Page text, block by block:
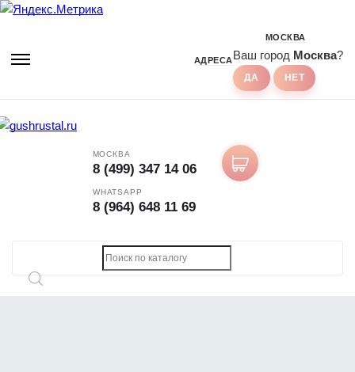
АДРЕСА
МОСКВА
Ваш город Москва?
МОСКВА
8 (499) 347 14 06
WHATSAPP
8 (964) 648 11 69